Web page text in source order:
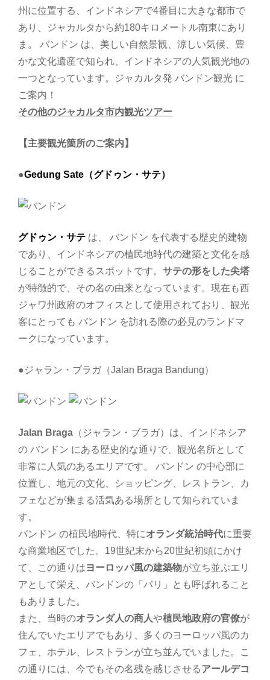
州に位置する、インドネシアで4番目に大きな都市で
あり、ジャカルタから約180キロメートル南東にあり
ま。 バンドン は、美しい自然景観、涼しい気候、豊
かな文化遺産で知られ、インドネシアの人気観光地の
一つとなっています。ジャカルタ発 バンドン観光 に
ご案内！
その他のジャカルタ市内観光ツアー
【主要観光箇所のご案内】
●Gedung Sate（グドゥン・サテ）
グドゥン・サテ は、 バンドン を代表する歴史的建物
であり、インドネシアの植民地時代の建築と文化を感
じることができるスポットです。 サテの形をした尖塔
が特徴的で、その名の由来となっています。現在も西
ジャワ州政府のオフィスとして使用されており、観光
客にとっても バンドン を訪れる際の必見のランドマ
ークになっています。
●ジャラン・ブラガ（Jalan Braga Bandung）
Jalan Braga （ジャラン・ブラガ）は、インドネシア
の バンドン にある歴史的な通りで、観光名所として
非常に人気のあるエリアです。 バンドン の中心部に
位置し、地元の文化、ショッピング、レストラン、カ
フェなどが集まる活気ある場所として知られていま
す。
バンドン の植民地時代、特にオランダ統治時代に重要
な商業地区でした。19世紀末から20世紀初頭にかけ
て、この通りはヨーロッパ風の建築物が立ち並ぶエリ
アとして栄え、バンドンの「パリ」とも呼ばれること
もありました。
また、当時のオランダ人の商人や植民地政府の官僚が
住んでいたエリアでもあり、多くのヨーロッパ風のカ
フェ、ホテル、レストランが立ち並んでいました。こ
の通りには、今でもその名残を感じさせるアールデコ